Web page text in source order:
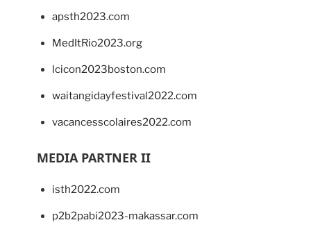
apsth2023.com
MedItRio2023.org
lcicon2023boston.com
waitangidayfestival2022.com
vacancesscolaires2022.com
MEDIA PARTNER II
isth2022.com
p2b2pabi2023-makassar.com